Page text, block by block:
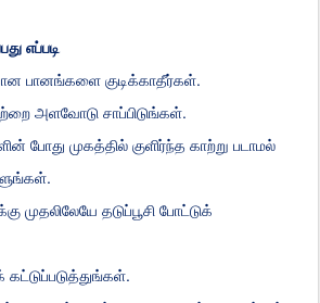
எப்படி
பானங்களை குடிக்காதீர்கள்.
அளவோடு சாப்பிடுங்கள்.
போது முகத்தில் குளிர்ந்த காற்று படாமல்
.
முதலிலேயே தடுப்பூசி போட்டுக்
கட்டுப்படுத்துங்கள்.